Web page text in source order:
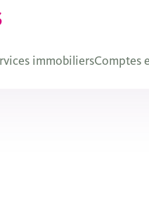
immobiliersComptes